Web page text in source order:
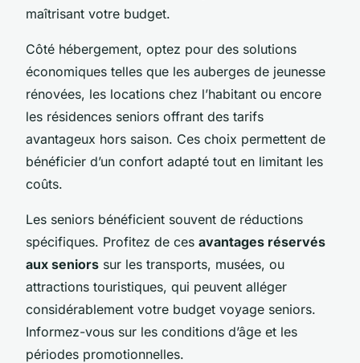
maîtrisant votre budget.
Côté hébergement, optez pour des solutions
économiques telles que les auberges de jeunesse
rénovées, les locations chez l’habitant ou encore
les résidences seniors offrant des tarifs
avantageux hors saison. Ces choix permettent de
bénéficier d’un confort adapté tout en limitant les
coûts.
Les seniors bénéficient souvent de réductions
spécifiques. Profitez de ces avantages réservés
aux seniors sur les transports, musées, ou
attractions touristiques, qui peuvent alléger
considérablement votre budget voyage seniors.
Informez-vous sur les conditions d’âge et les
périodes promotionnelles.